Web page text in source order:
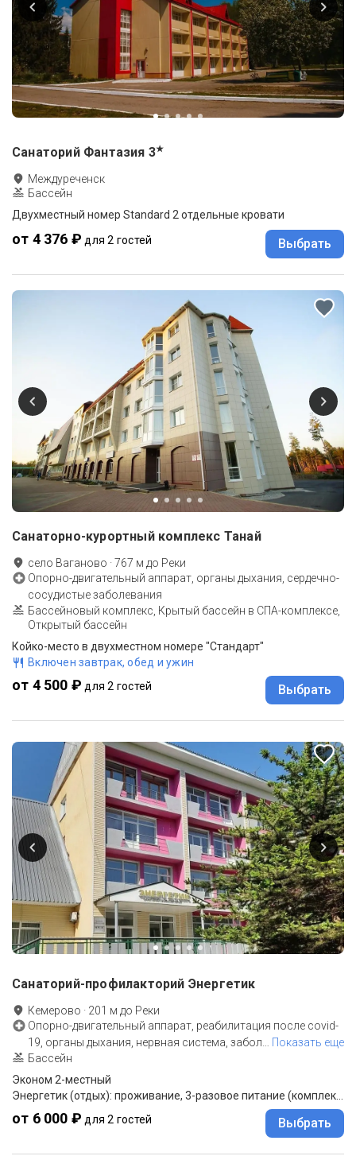
Санаторий Фантазия 3★
Междуреченск
Бассейн
Двухместный номер Standard 2 отдельные кровати
от 4 376 ₽ для 2 гостей Выбрать
Санаторно-курортный комплекс Танай
село Ваганово ·767 м до Реки
Опорно-двигательный аппарат, органы дыхания, сердечно-
сосудистые заболевания
Бассейновый комплекс, Крытый бассейн в СПА-комплексе,
Открытый бассейн
Койко-место в двухместном номере "Стандарт"
Включен завтрак, обед и ужин
от 4 500 ₽ для 2 гостей Выбрать
Санаторий-профилакторий Энергетик
Кемерово · 201 м до Реки
Опорно-двигательный аппарат, реабилитация после covid-
19, органы дыхания, нервная система, забол
Показать еще
Бассейн
Эконом 2-местный
от 6 000 ₽ для 2 гостей Выбрать